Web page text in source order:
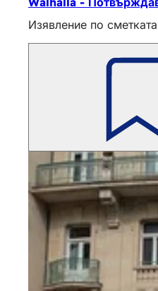
Изявление по